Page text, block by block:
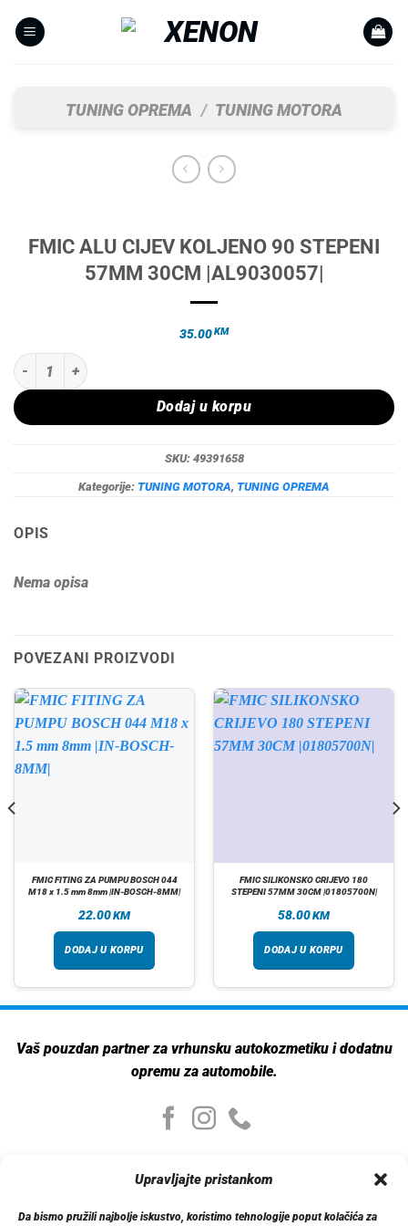
Upravljajte pristankom
Da bismo pružili najbolje iskustvo, koristimo tehnologije poput kolačića za
TUNING OPREMA / TUNING MOTORA
FMIC ALU CIJEV KOLJENO 90 STEPENI
57MM 30CM |AL9030057|
35.00KM
FMIC ALU CIJEV KOLJENO 90 STEPENI 57MM 30CM |AL9030057|
Dodaj u korpu
SKU: 49391658
Kategorije: TUNING MOTORA, TUNING OPREMA
OPIS
Nema opisa
POVEZANI PROIZVODI
FMIC FITING ZA PUMPU BOSCH 044
M18 x 1.5 mm 8mm |IN-BOSCH-8MM|
22.00KM
DODAJ U KORPU
FMIC SILIKONSKO CRIJEVO 180
STEPENI 57MM 30CM |01805700N|
58.00KM
DODAJ U KORPU
Vaš pouzdan partner za vrhunsku autokozmetiku i dodatnu
opremu za automobile.
Moj nalog
Moj nalog
Moje narudžbe